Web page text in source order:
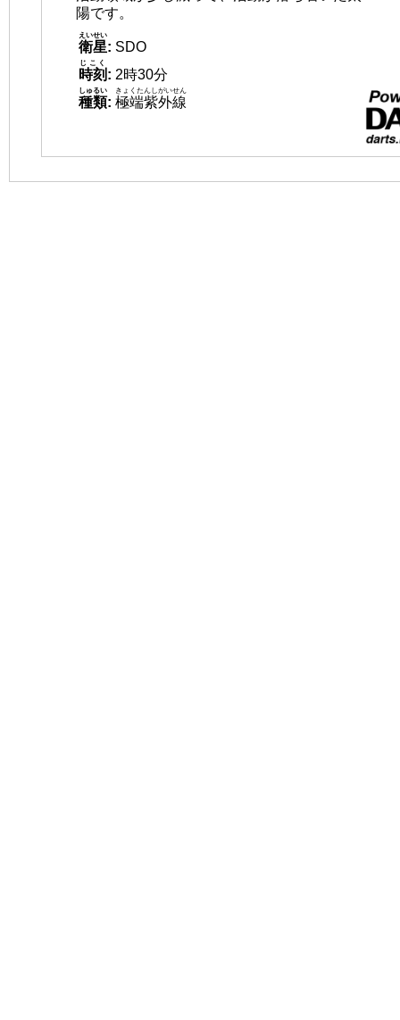
陽です。
衛星
えいせい
: SDO
時刻
じこく
: 2時30分
種類
しゅるい
: 極端紫外線
きょくたんしがいせん